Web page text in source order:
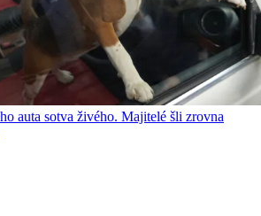
auta sotva živého. Majitelé šli zrovna